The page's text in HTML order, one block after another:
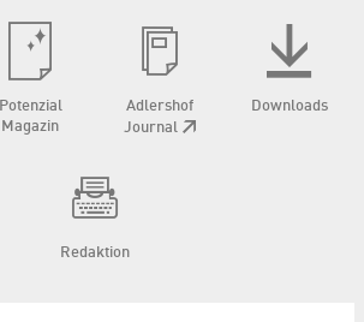
Potenzial
Magazin
Adlershof
Journal
Downloads
Redaktion